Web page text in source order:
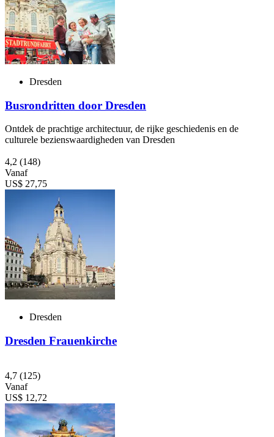
Dresden
Busrondritten door Dresden
Ontdek de prachtige architectuur, de rijke geschiedenis en de
culturele bezienswaardigheden van Dresden
4,2 (148)
Vanaf
US$ 27,75
Dresden
Dresden Frauenkirche
4,7 (125)
Vanaf
US$ 12,72